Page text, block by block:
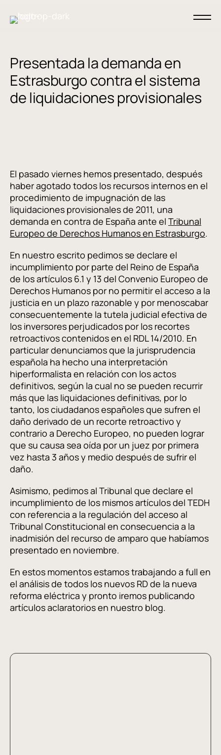
Presentada la demanda en
Estrasburgo contra el sistema
de liquidaciones provisionales
El pasado viernes hemos presentado, después
haber agotado todos los recursos internos en el
procedimiento de impugnación de las
liquidaciones provisionales de 2011, una
demanda en contra de España ante el Tribunal
Europeo de Derechos Humanos en Estrasburgo.
En nuestro escrito pedimos se declare el
incumplimiento por parte del Reino de España
de los artículos 6.1 y 13 del Convenio Europeo de
Derechos Humanos por no permitir el acceso a la
justicia en un plazo razonable y por menoscabar
consecuentemente la tutela judicial efectiva de
los inversores perjudicados por los recortes
retroactivos contenidos en el RDL 14/2010. En
particular denunciamos que la jurisprudencia
española ha hecho una interpretación
hiperformalista en relación con los actos
definitivos, según la cual no se pueden recurrir
más que las liquidaciones definitivas, por lo
tanto, los ciudadanos españoles que sufren el
daño derivado de un recorte retroactivo y
contrario a Derecho Europeo, no pueden lograr
que su causa sea oída por un juez por primera
vez hasta 3 años y medio después de sufrir el
daño.
Asimismo, pedimos al Tribunal que declare el
incumplimiento de los mismos artículos del TEDH
con referencia a la regulación del acceso al
Tribunal Constitucional en consecuencia a la
inadmisión del recurso de amparo que habíamos
presentado en noviembre.
En estos momentos estamos trabajando a full en
el análisis de todos los nuevos RD de la nueva
reforma eléctrica y pronto iremos publicando
artículos aclaratorios en nuestro blog.